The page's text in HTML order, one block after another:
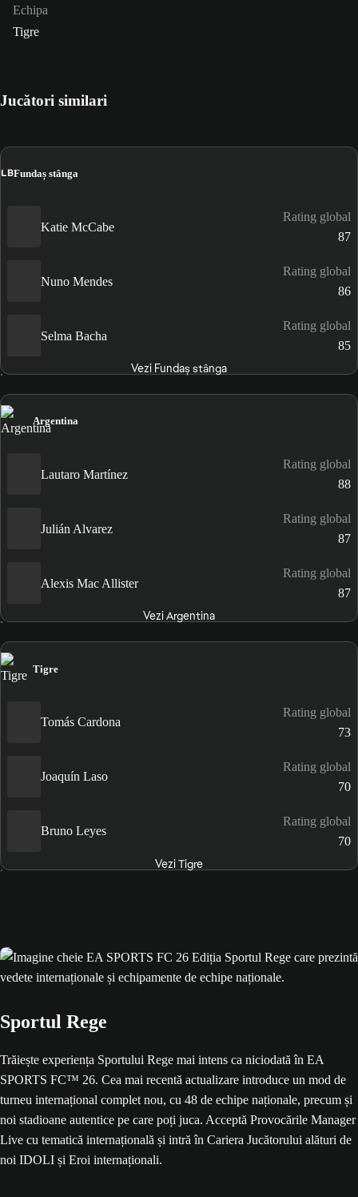
Echipa
Tigre
Jucători similari
LBFundaș stânga
Katie McCabe
Rating global
87
Nuno Mendes
Rating global
86
Selma Bacha
Rating global
85
Vezi Fundaș stânga
Argentina
Lautaro Martínez
Rating global
88
Julián Alvarez
Rating global
87
Alexis Mac Allister
Rating global
87
Vezi Argentina
Tigre
Tomás Cardona
Rating global
73
Joaquín Laso
Rating global
70
Bruno Leyes
Rating global
70
Vezi Tigre
Sportul Rege
Trăiește experiența Sportului Rege mai intens ca niciodată în EA
SPORTS FC™ 26. Cea mai recentă actualizare introduce un mod de
turneu internațional complet nou, cu 48 de echipe naționale, precum și
noi stadioane autentice pe care poți juca. Acceptă Provocările Manager
Live cu tematică internațională și intră în Cariera Jucătorului alături de
noi IDOLI și Eroi internaționali.